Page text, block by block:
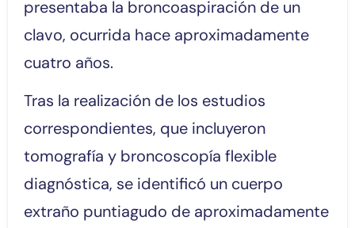
presentaba la broncoaspiración de un
clavo, ocurrida hace aproximadamente
cuatro años.
Tras la realización de los estudios
correspondientes, que incluyeron
tomografía y broncoscopía flexible
diagnóstica, se identificó un cuerpo
extraño puntiagudo de aproximadamente